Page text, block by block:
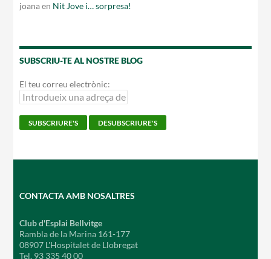
joanaen Nit Jove i… sorpresa!
SUBSCRIU-TE AL NOSTRE BLOG
El teu correu electrònic:
CONTACTA AMB NOSALTRES
Club d'Esplai Bellvitge
Rambla de la Marina 161-177
08907 L'Hospitalet de Llobregat
Tel. 93 335 40 00